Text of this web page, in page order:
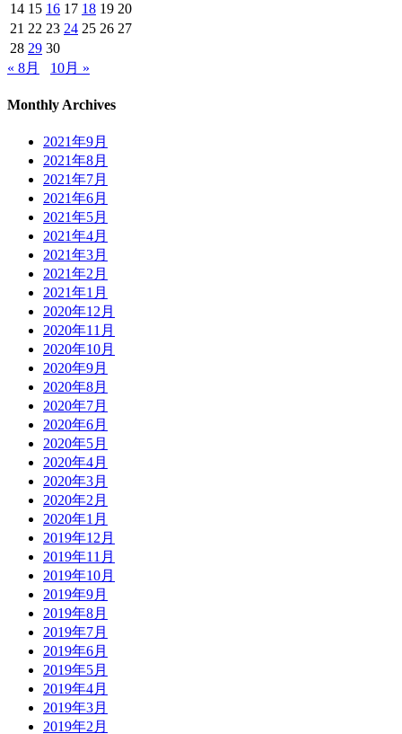
14 15 16 17 18 19 20
21 22 23 24 25 26 27
28 29 30
« 8月
10月 »
Monthly Archives
2021年9月
2021年8月
2021年7月
2021年6月
2021年5月
2021年4月
2021年3月
2021年2月
2021年1月
2020年12月
2020年11月
2020年10月
2020年9月
2020年8月
2020年7月
2020年6月
2020年5月
2020年4月
2020年3月
2020年2月
2020年1月
2019年12月
2019年11月
2019年10月
2019年9月
2019年8月
2019年7月
2019年6月
2019年5月
2019年4月
2019年3月
2019年2月